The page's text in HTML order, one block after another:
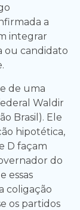
a
integrar
ou candidato
de uma
Waldir
Brasil). Ele
hipotética,
D façam
do
essas
coligação
os partidos